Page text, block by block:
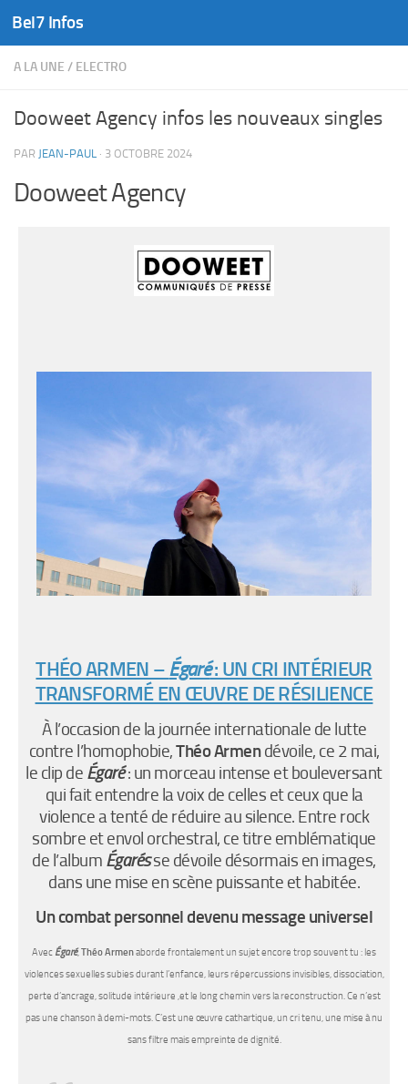
Skip to content
Bel7 Infos
A LA UNE / ELECTRO
Dooweet Agency infos les nouveaux singles
PAR JEAN-PAUL · 3 OCTOBRE 2024
Dooweet Agency
THÉO ARMEN – Égaré: UN CRI INTÉRIEUR
TRANSFORMÉ EN ŒUVRE DE RÉSILIENCE
À l’occasion de la journée internationale de lutte
contre l’homophobie,Théo Armendévoile, ce 2 mai,
le clip de Égaré​: un morceau intense et bouleversant
qui fait entendre la voix de celles et ceux que la
violence a tenté de réduire au silence. Entre rock
sombre et envol orchestral, ce titre emblématique
de l’album Égarés​se dévoile désormais en images,
dans une mise en scène puissante et habitée.
Un combat personnel devenu message universel
Avec Égaré​,Théo Armenaborde frontalement un sujet encore trop souvent tu : les
violences sexuelles subies durant l’enfance, leurs répercussions invisibles, dissociation,
perte d’ancrage, solitude intérieure ,et le long chemin vers la reconstruction. Ce n’est
pas une chanson à demi-mots. C’est une œuvre cathartique, un cri tenu, une mise à nu
sans filtre mais empreinte de dignité.